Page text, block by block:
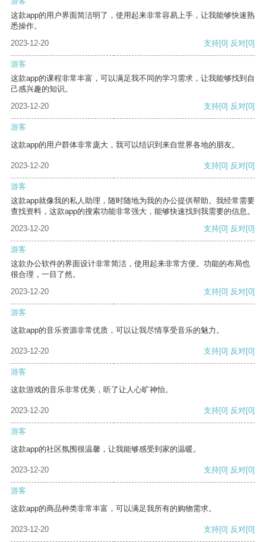
这款app的用户界面简洁明了，使用起来非常容易上手，让我能够快速熟
悉操作。
2023-12-20
支持[0] 反对[0]
游客
这款app的课程非常丰富，可以满足我不同的学习需求，让我能够找到自
己感兴趣的知识。
2023-12-20
支持[0] 反对[0]
游客
这款app的用户群体非常庞大，我可以结识到来自世界各地的朋友。
2023-12-20 支持[0] 反对[0]
游客
这款app就像我的私人助理，随时随地为我的办公提供帮助。我经常需要
查找资料，这款app的搜索功能非常强大，能够快速找到我需要的信息。
2023-12-20
支持[0] 反对[0]
游客
这款办公软件的界面设计非常简洁，使用起来非常方便。功能的布局也
很合理，一目了然。
2023-12-20
支持[0] 反对[0]
游客
这款app的音乐资源非常优质，可以让我尽情享受音乐的魅力。
2023-12-20 支持[0] 反对[0]
游客
这款游戏的音乐非常优美，听了让人心旷神怡。
2023-12-20 支持[0] 反对[0]
游客
这款app的社区氛围很温馨，让我能够感受到家的温暖。
2023-12-20 支持[0] 反对[0]
游客
这款app的商品种类非常丰富，可以满足我所有的购物需求。
2023-12-20 支持[0] 反对[0]